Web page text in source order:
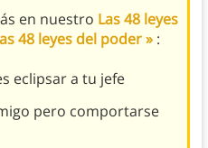
en nuestro Las 48 leyes
48 leyes del poder » :
eclipsar a tu jefe
pero comportarse